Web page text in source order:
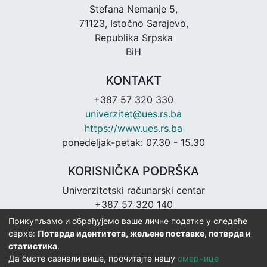
Stefana Nemanje 5,
71123, Istočno Sarajevo,
Republika Srpska
BiH
KONTAKT
+387 57 320 330
univerzitet@ues.rs.ba
https://www.ues.rs.ba
ponedeljak-petak: 07.30 - 15.30
KORISNIČKA PODRŠKA
Univerzitetski računarski centar
+387 57 320 140
urc@ues.rs.ba
https://urc.ues.rs.ba
Прикупљамо и обрађујемо ваше личне податке у следеће
сврхе: Потврда идентитета, жељене поставке, потврда и
статистика.
Да бисте сазнали више, прочитајте нашу смернице